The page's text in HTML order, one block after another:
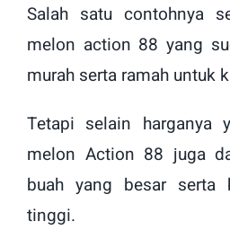
Salah satu contohnya
melon action 88 yang
murah serta ramah untuk
Tetapi selain harganya
melon Action 88 juga
buah yang besar serta
tinggi.